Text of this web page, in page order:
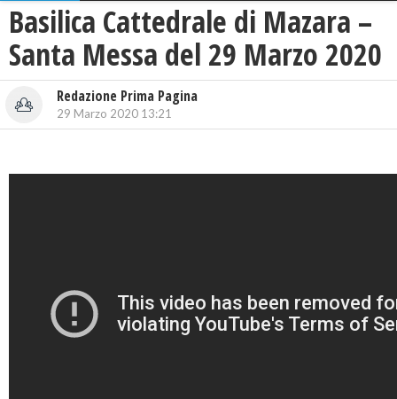
Basilica Cattedrale di Mazara –
Santa Messa del 29 Marzo 2020
Redazione Prima Pagina
29 Marzo 2020 13:21